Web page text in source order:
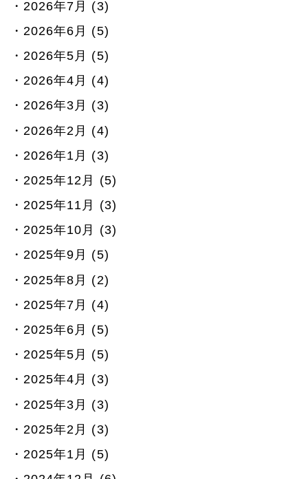
2026年7月 (3)
2026年6月 (5)
2026年5月 (5)
2026年4月 (4)
2026年3月 (3)
2026年2月 (4)
2026年1月 (3)
2025年12月 (5)
2025年11月 (3)
2025年10月 (3)
2025年9月 (5)
2025年8月 (2)
2025年7月 (4)
2025年6月 (5)
2025年5月 (5)
2025年4月 (3)
2025年3月 (3)
2025年2月 (3)
2025年1月 (5)